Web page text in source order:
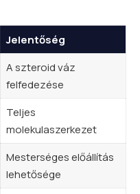
Jelentőség
A szteroid váz
felfedezése
Teljes
molekulaszerkezet
Mesterséges előállítás
lehetősége